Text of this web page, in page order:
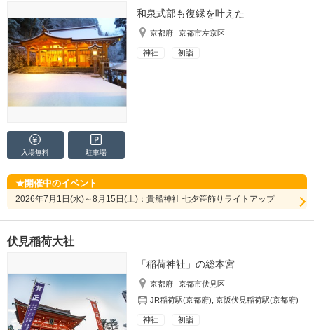
和泉式部も復縁を叶えた
京都府 京都市左京区
神社 初詣
入場無料 駐車場
開催中のイベント
2026年7月1日(水)～8月15日(土)：貴船神社 七夕笹飾りライトアップ
伏見稲荷大社
「稲荷神社」の総本宮
京都府
京都市伏見区
JR稲荷駅(京都府) ,京阪伏見稲荷駅(京都府)
神社 初詣